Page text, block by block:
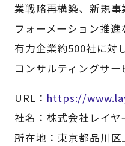
業戦略再構築、新規
フォーメーション推
有力企業約500社に対
コンサルティングサー
URL： https://
社名：株式会社レイ
所在地：東京都品川